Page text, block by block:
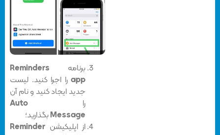
برنامه‌
Reminders
را اجرا کنید. لیست
جدید ایجاد کنید و نام آن
را
Auto
Messageبگذارید؛
از اپلیکیشنReminder